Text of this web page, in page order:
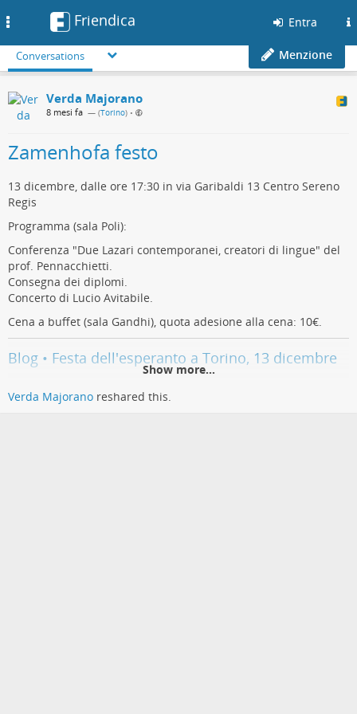
Friendica Entra
Conversations Menzione
Verda Majorano
8 mesi fa — (Torino) •
Zamenhofa festo
13 dicembre, dalle ore 17:30 in via Garibaldi 13 Centro Sereno
Regis
Programma (sala Poli):
Conferenza "Due Lazari contemporanei, creatori di lingue" del
prof. Pennacchietti.
Consegna dei diplomi.
Concerto di Lucio Avitabile.
Cena a buffet (sala Gandhi), quota adesione alla cena: 10€.
Blog • Festa dell'esperanto a Torino, 13 dicembre
Zamenhofa festo 13 dicembre, dalle ore 17:30 in via Garibaldi 13 Centro
Sereno Regis Programma…
Show more...
Verda Majorano reshared this.